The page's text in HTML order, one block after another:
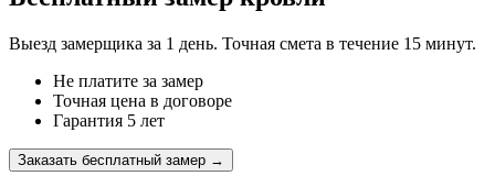
Выезд замерщика за 1 день. Точная смета в течение 15 минут.
Не платите за замер
Точная цена в договоре
Гарантия 5 лет
Заказать бесплатный замер →